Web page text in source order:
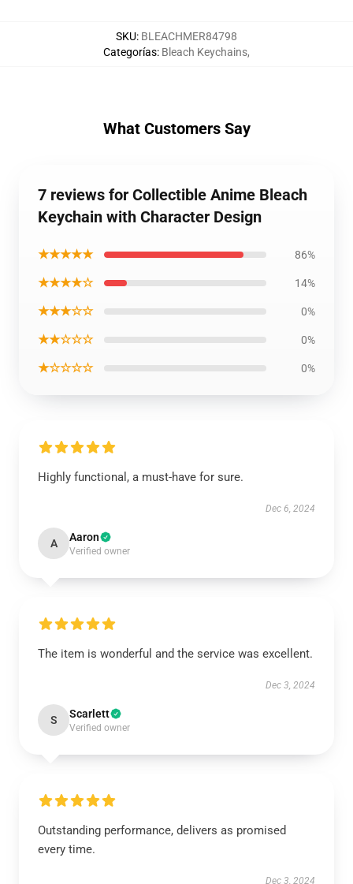
SKU: BLEACHMER84798
Categorías: Bleach Keychains,
What Customers Say
7 reviews for Collectible Anime Bleach
Keychain with Character Design
★★★★★ 86%
★★★★☆ 14%
★★★☆☆ 0%
★★☆☆☆ 0%
★☆☆☆☆ 0%
Highly functional, a must-have for sure.
Dec 6, 2024
A Aaron
Verified owner
The item is wonderful and the service was excellent.
Dec 3, 2024
S Scarlett
Verified owner
Outstanding performance, delivers as promised
every time.
Dec 3, 2024